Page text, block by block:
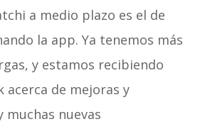
a medio plazo es el de
la app. Ya tenemos más
y estamos recibiendo
acerca de mejoras y
muchas nuevas